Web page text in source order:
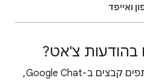
ואייפד
בהודעות צ'אט?
כשאתם משתפים קבצים ב-Google Chat,